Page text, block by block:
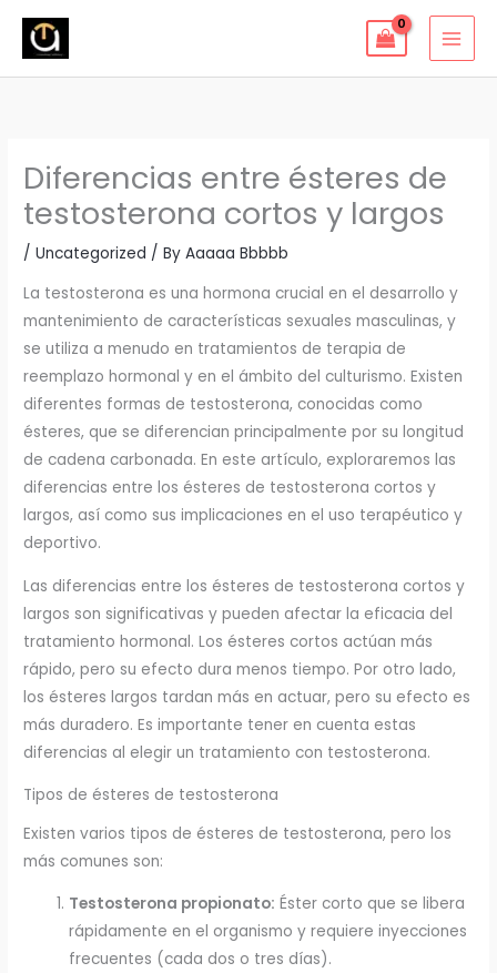
Skip
Diferencias entre ésteres de
testosterona cortos y largos
/Uncategorized / ByAaaaa Bbbbb
La testosterona es una hormona crucial en el desarrollo y
mantenimiento de características sexuales masculinas, y
se utiliza a menudo en tratamientos de terapia de
reemplazo hormonal y en el ámbito del culturismo. Existen
diferentes formas de testosterona, conocidas como
ésteres, que se diferencian principalmente por su longitud
de cadena carbonada. En este artículo, exploraremos las
diferencias entre los ésteres de testosterona cortos y
largos, así como sus implicaciones en el uso terapéutico y
deportivo.
Las diferencias entre los ésteres de testosterona cortos y
largos son significativas y pueden afectar la eficacia del
tratamiento hormonal. Los ésteres cortos actúan más
rápido, pero su efecto dura menos tiempo. Por otro lado,
los ésteres largos tardan más en actuar, pero su efecto es
más duradero. Es importante tener en cuenta estas
diferencias al elegir un tratamiento con testosterona.
Tipos de ésteres de testosterona
Existen varios tipos de ésteres de testosterona, pero los
más comunes son:
Testosterona propionato: Éster corto que se libera
rápidamente en el organismo y requiere inyecciones
frecuentes (cada dos o tres días).